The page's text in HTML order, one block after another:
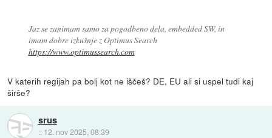
Jaz se zanimam samo za pogodbeno dela, embedded SW, in
imam dobre izkušnje z Optimus Search
https://www.optimussearch.com
V katerih regijah pa bolj kot ne iščeš? DE, EU ali si uspel tudi kaj
širše?
srus
:: 12. nov 2025, 08:39